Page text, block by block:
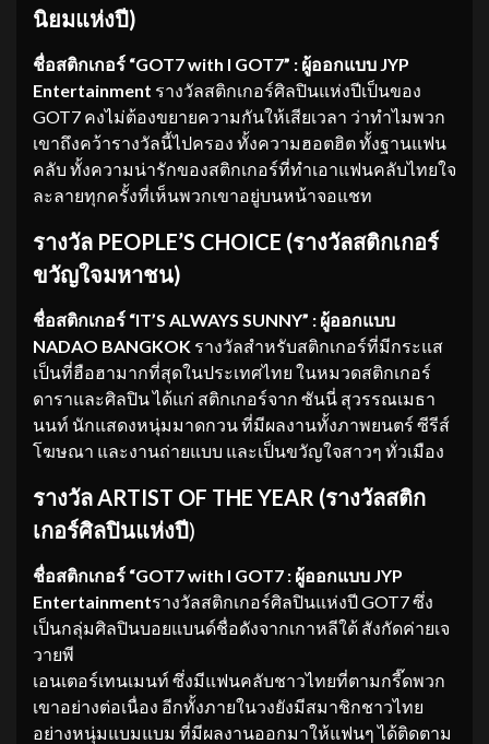
นิยมแห่งปี)
ชื่อสติกเกอร์ “GOT7 with I GOT7” : ผู้ออกแบบ JYP
Entertainment รางวัลสติกเกอร์ศิลปินแห่งปีเป็นของ
GOT7 คงไม่ต้องขยายความกันให้เสียเวลา ว่าทำไมพวก
เขาถึงคว้ารางวัลนี้ไปครอง ทั้งความฮอตฮิต ทั้งฐานแฟน
คลับ ทั้งความน่ารักของสติกเกอร์ที่ทำเอาแฟนคลับไทยใจ
ละลายทุกครั้งที่เห็นพวกเขาอยู่บนหน้าจอแชท
รางวัล PEOPLE’S CHOICE (รางวัลสติกเกอร์
ขวัญใจมหาชน)
ชื่อสติกเกอร์ “IT’S ALWAYS SUNNY” : ผู้ออกแบบ
NADAO BANGKOK รางวัลสำหรับสติกเกอร์ที่มีกระแส
เป็นที่ฮือฮามากที่สุดในประเทศไทย ในหมวดสติกเกอร์
ดาราและศิลปิน ได้แก่ สติกเกอร์จาก ซันนี่ สุวรรณเมธา
นนท์ นักแสดงหนุ่มมาดกวน ที่มีผลงานทั้งภาพยนตร์ ซีรีส์
โฆษณา และงานถ่ายแบบ และเป็นขวัญใจสาวๆ ทั่วเมือง
รางวัล ARTIST OF THE YEAR (รางวัลสติก
เกอร์ศิลปินแห่งปี)
ชื่อสติกเกอร์ “GOT7 with I GOT7 : ผู้ออกแบบ JYP
Entertainmentรางวัลสติกเกอร์ศิลปินแห่งปี GOT7 ซึ่ง
เป็นกลุ่มศิลปินบอยแบนด์ชื่อดังจากเกาหลีใต้ สังกัดค่ายเจ
วายพี
เอนเตอร์เทนเมนท์ ซึ่งมีแฟนคลับชาวไทยที่ตามกรี๊ดพวก
เขาอย่างต่อเนื่อง อีกทั้งภายในวงยังมีสมาชิกชาวไทย
อย่างหนุ่มแบมแบม ที่มีผลงานออกมาให้แฟนๆ ได้ติดตาม